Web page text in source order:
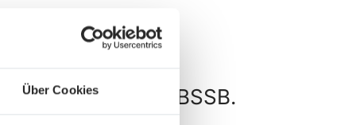
Über Cookies
Wettkämpfe im BSSB.